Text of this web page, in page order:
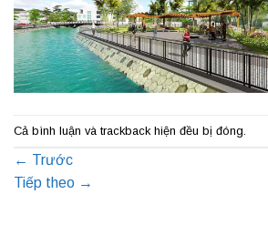
Cả bình luận và trackback hiện đều bị đóng.
← Trước
Tiếp theo →